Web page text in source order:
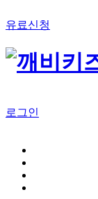
유료신청
로그인